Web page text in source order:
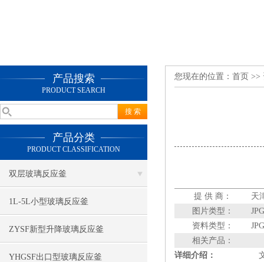
产品搜索
PRODUCT SEARCH
产品分类
PRODUCT CLASSIFICATION
双层玻璃反应釜
1L-5L小型玻璃反应釜
ZYSF新型升降玻璃反应釜
YHGSF出口型玻璃反应釜
您现在的位置： 首页 >>
提 供 商：
天
图片类型：
JPG
资料类型：
JPG
相关产品：
详细介绍：